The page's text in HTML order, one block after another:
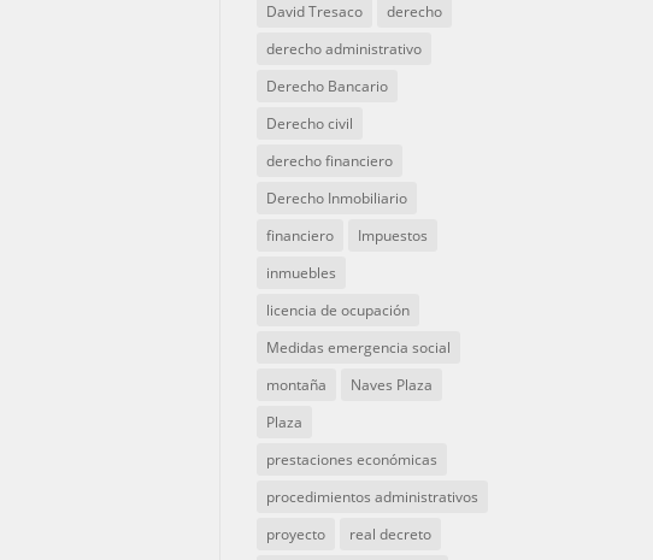
David Tresaco
derecho
derecho administrativo
Derecho Bancario
Derecho civil
derecho financiero
Derecho Inmobiliario
financiero
Impuestos
inmuebles
licencia de ocupación
Medidas emergencia social
montaña
Naves Plaza
Plaza
prestaciones económicas
procedimientos administrativos
proyecto
real decreto